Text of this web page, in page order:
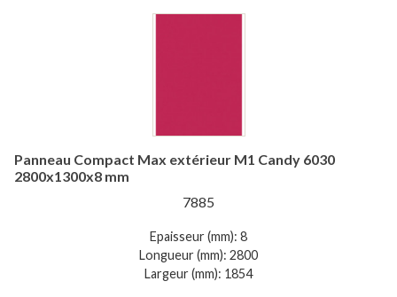
Panneau Compact Max extérieur M1 Candy 6030
2800x1300x8 mm
7885
Epaisseur (mm): 8
Longueur (mm): 2800
Largeur (mm): 1854